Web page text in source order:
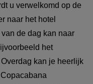
u verwelkomd op de
naar het hotel
de dag kan naar
het
kan je heerlijk